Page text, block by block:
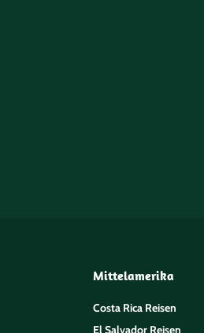
Mittelamerika
Costa Rica Reisen
El Salvador Reisen